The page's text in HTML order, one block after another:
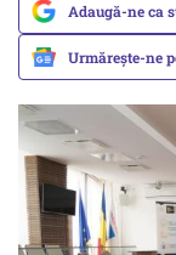
Adaugă-ne ca
Urmărește-ne